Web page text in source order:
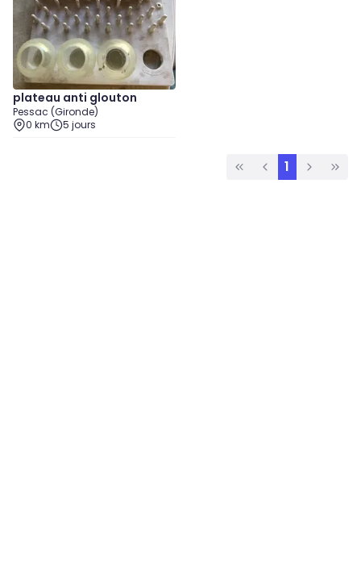
plateau anti glouton
Pessac (Gironde)
0 km
5 jours
1